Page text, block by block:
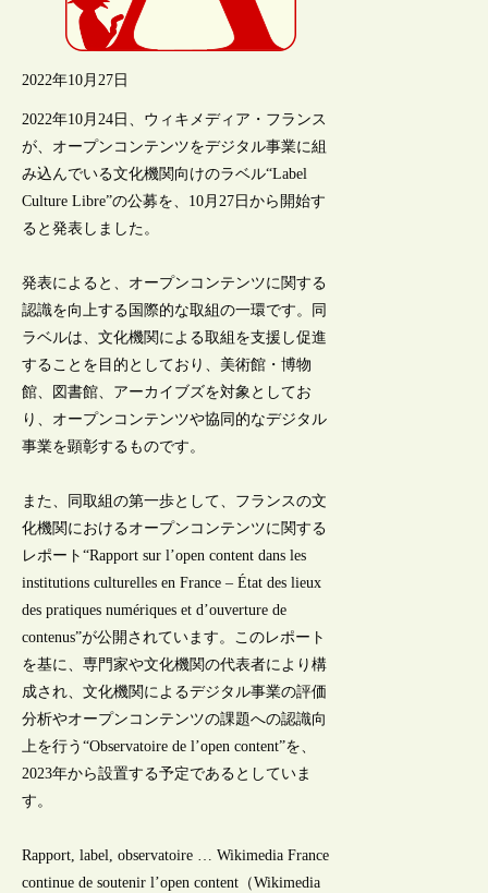
2022年10月27日
2022年10月24日、ウィキメディア・フランス
が、オープンコンテンツをデジタル事業に組
み込んでいる文化機関向けのラベル“Label
Culture Libre”の公募を、10月27日から開始す
ると発表しました。
発表によると、オープンコンテンツに関する
認識を向上する国際的な取組の一環です。同
ラベルは、文化機関による取組を支援し促進
することを目的としており、美術館・博物
館、図書館、アーカイブズを対象としてお
り、オープンコンテンツや協同的なデジタル
事業を顕彰するものです。
また、同取組の第一歩として、フランスの文
化機関におけるオープンコンテンツに関する
レポート“Rapport sur l’open content dans les
institutions culturelles en France – État des lieux
des pratiques numériques et d’ouverture de
contenus”が公開されています。このレポート
を基に、専門家や文化機関の代表者により構
成され、文化機関によるデジタル事業の評価
分析やオープンコンテンツの課題への認識向
上を行う“Observatoire de l’open content”を、
2023年から設置する予定であるとしていま
す。
Rapport, label, observatoire … Wikimedia France
continue de soutenir l’open content（Wikimedia